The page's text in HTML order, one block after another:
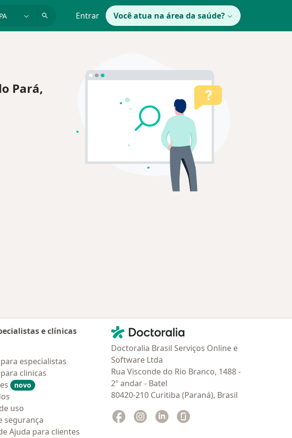
Entrar Você atua na área da saúde?
Pará,
e clínicas
especialistas
clinicas
novo
uso
segurança
Ajuda para clientes
Contato
Doctoralia - Homepage
Doctoralia Brasil Serviços Online e
Software Ltda
Rua Visconde do Rio Branco, 1488 -
2º andar - Batel
80420-210 Curitiba (Paraná), Brasil
Facebook
abre num novo separador
Instagram
abre num novo separador
Linkedin
abre num novo separador